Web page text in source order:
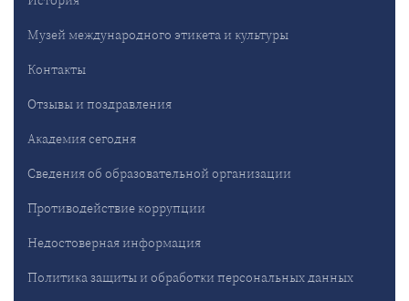
Музей международного этикета и культуры
Контакты
Отзывы и поздравления
Академия сегодня
Сведения об образовательной организации
Противодействие коррупции
Недостоверная информация
Политика защиты и обработки персональных данных